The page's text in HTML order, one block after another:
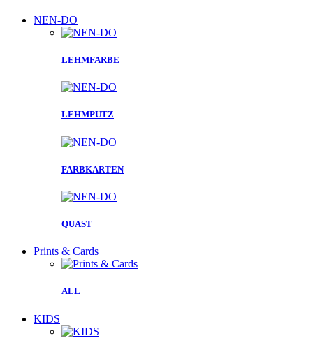
NEN-DO
LEHMFARBE
LEHMPUTZ
FARBKARTEN
QUAST
Prints & Cards
ALL
KIDS